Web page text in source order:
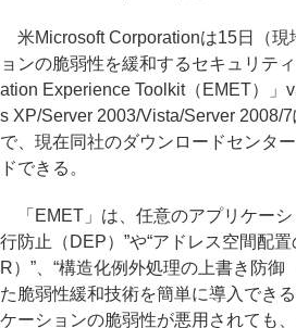
米Microsoft Corporationは15日（現
ョンの脆弱性を緩和するセキュリテ
ation Experience Toolkit（EMET）」
s XP/Server 2003/Vista/Server 2008/
で、現在同社のダウンロードセンタ
ドできる。
「EMET」は、任意のアプリケーシ
行防止（DEP）”や“アドレス空間配
R）”、“構造化例外処理の上書き防御
た脆弱性緩和技術を簡単に導入でき
ケーションの脆弱性が悪用されても